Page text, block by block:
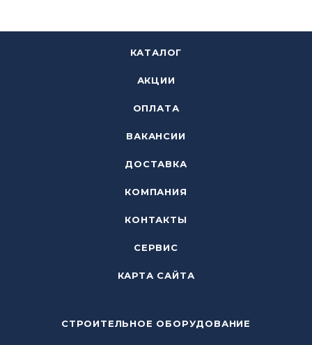
КАТАЛОГ
АКЦИИ
ОПЛАТА
ВАКАНСИИ
ДОСТАВКА
КОМПАНИЯ
КОНТАКТЫ
СЕРВИС
КАРТА САЙТА
СТРОИТЕЛЬНОЕ ОБОРУДОВАНИЕ